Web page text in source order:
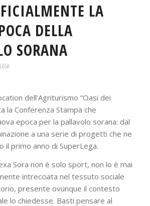
LA
DELLA
SORANA
dell’Agriturismo “Oasi dei
la Conferenza Stampa che
epoca per la pallavolo sorana: dal
a una serie di progetti che ne
il primo anno di SuperLega.
Sora non è solo sport, non lo è mai
intrecciata nel tessuto sociale
presente ovunque il contesto
lo chiedesse. Basti pensare al